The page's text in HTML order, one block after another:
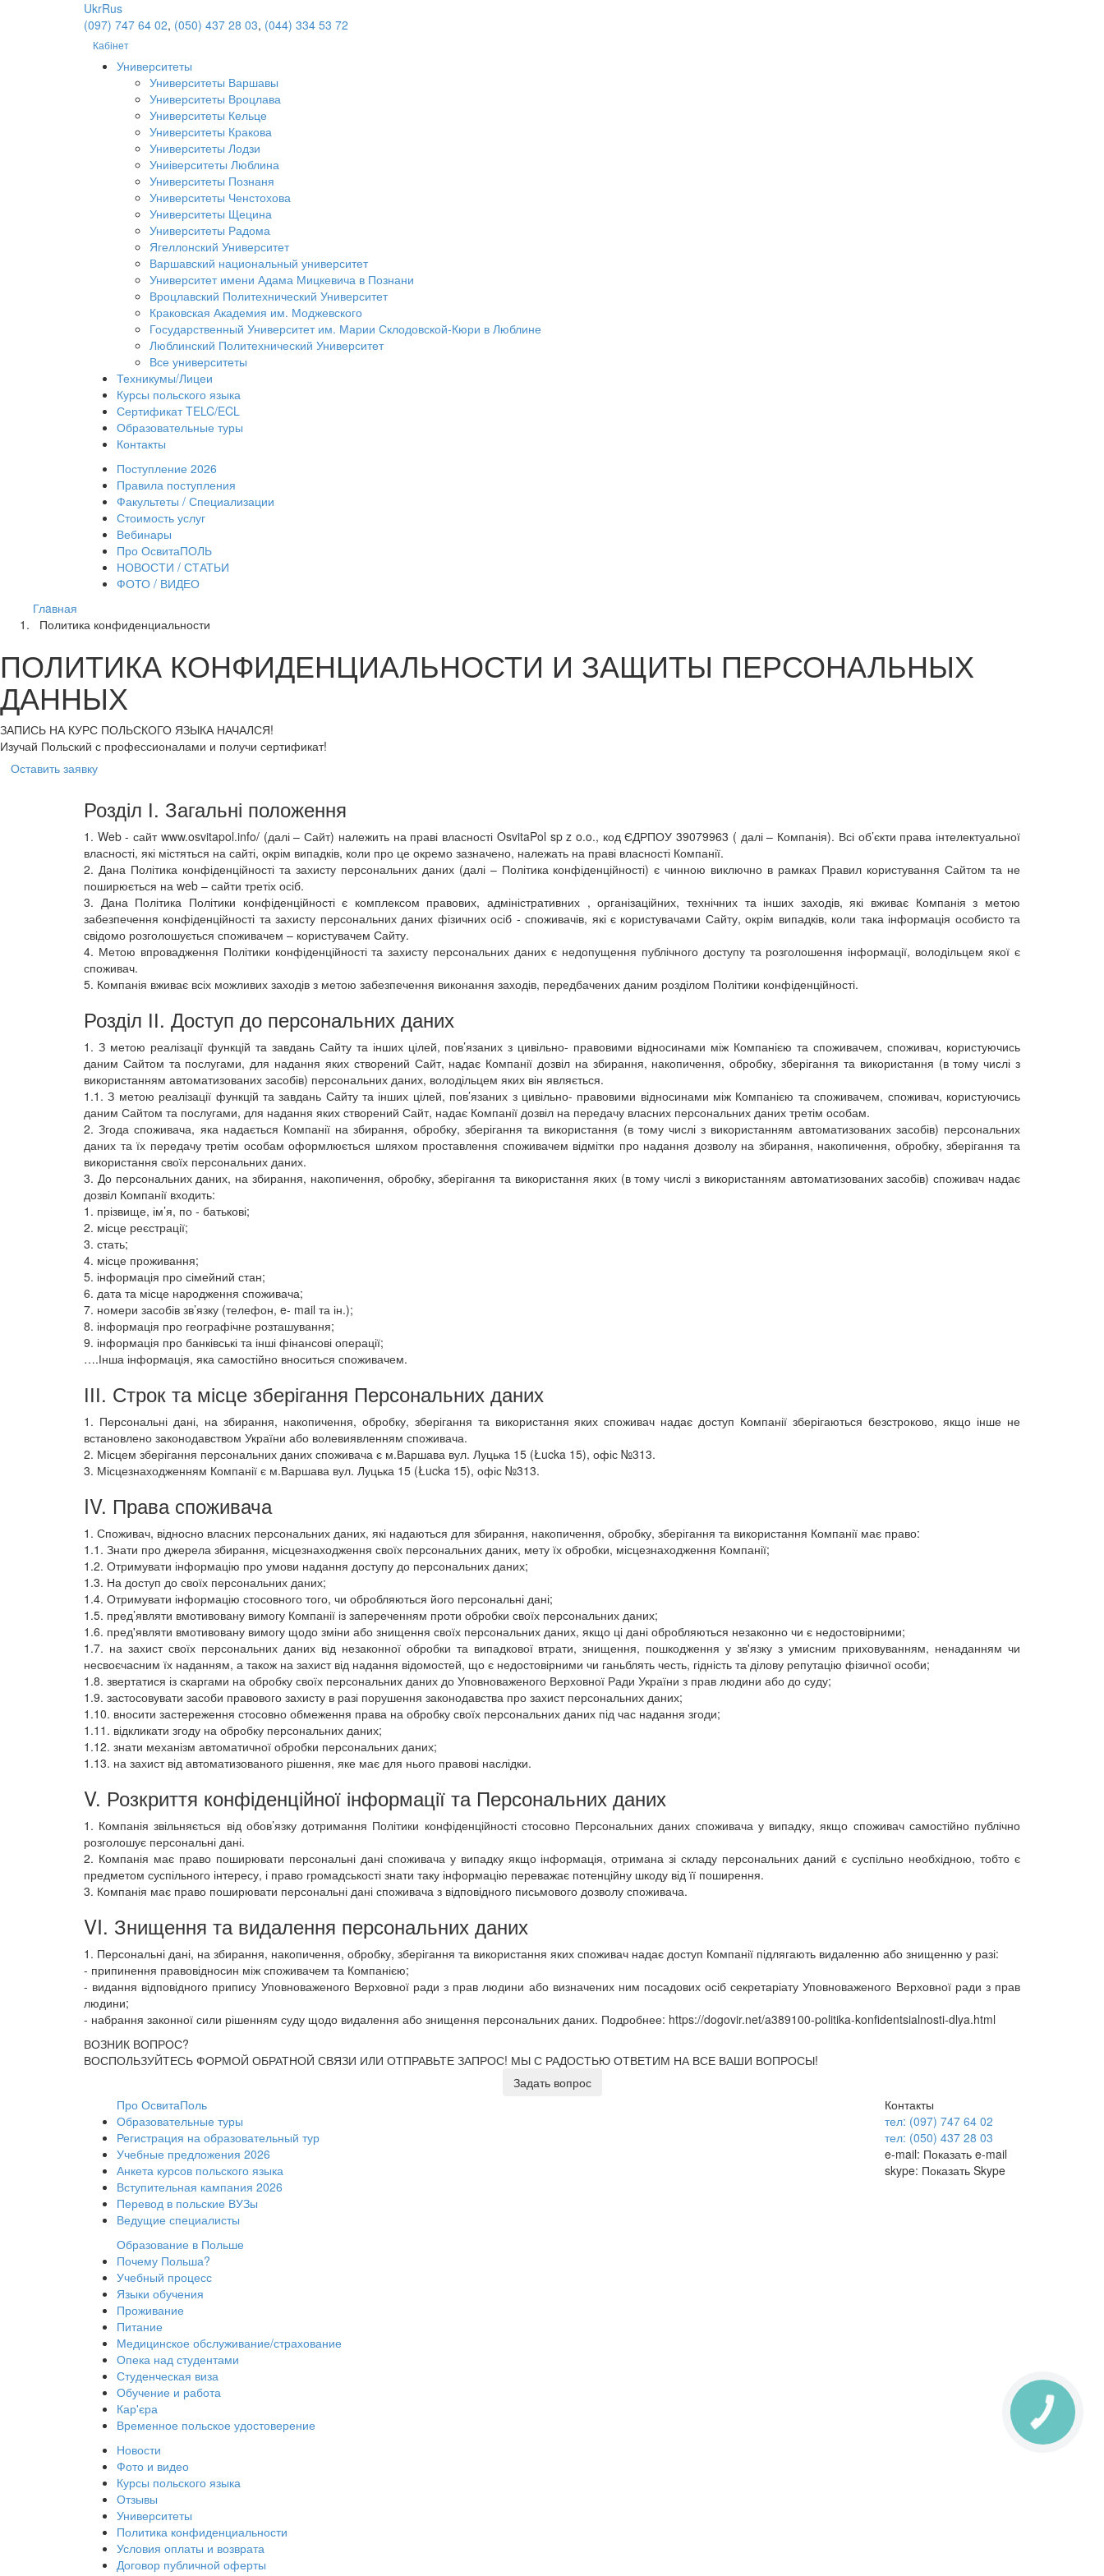
UkrRus
(097) 747 64 02, (050) 437 28 03, (044) 334 53 72
Кабінет
Университеты
Университеты Варшавы
Университеты Вроцлава
Университеты Кельце
Университеты Кракова
Университеты Лодзи
Униіверситеты Люблина
Университеты Познаня
Университеты Ченстохова
Университеты Щецина
Университеты Радома
Ягеллонский Университет
Варшавский национальный университет
Университет имени Адама Мицкевича в Познани
Вроцлавский Политехнический Университет
Краковская Академия им. Моджевского
Государственный Университет им. Марии Склодовской-Кюри в Люблине
Люблинский Политехнический Университет
Все университеты
Техникумы/Лицеи
Курсы польского языка
Сертификат TELC/ECL
Образовательные туры
Контакты
Поступление 2026
Правила поступления
Факультеты / Специализации
Стоимость услуг
Вебинары
Про ОсвитаПОЛЬ
НОВОСТИ / СТАТЬИ
ФОТО / ВИДЕО
Глaвная
Политика конфиденциальности
ПОЛИТИКА КОНФИДЕНЦИАЛЬНОСТИ И ЗАЩИТЫ ПЕРСОНАЛЬНЫХ
ДАННЫХ
ЗАПИСЬ НА КУРС ПОЛЬСКОГО ЯЗЫКА НАЧАЛСЯ!
Изучай Польский с профессионалами и получи сертификат!
Оставить заявку
Розділ І. Загальні положення
1. Web - сайт www.osvitapol.info/ (далі – Сайт) належить на праві власності OsvitaPol sp z o.o., код ЄДРПОУ 39079963 ( далі – Компанія). Всі об’єкти права інтелектуальної
власності, які містяться на сайті, окрім випадків, коли про це окремо зазначено, належать на праві власності Компанії.
2. Дана Політика конфіденційності та захисту персональних даних (далі – Політика конфіденційності) є чинною виключно в рамках Правил користування Сайтом та не
поширюється на web – сайти третіх осіб.
3. Дана Політика Політики конфіденційності є комплексом правових, адміністративних , організаційних, технічних та інших заходів, які вживає Компанія з метою
забезпечення конфіденційності та захисту персональних даних фізичних осіб - споживачів, які є користувачами Сайту, окрім випадків, коли така інформація особисто та
свідомо розголошується споживачем – користувачем Сайту.
4. Метою впровадження Політики конфіденційності та захисту персональних даних є недопущення публічного доступу та розголошення інформації, володільцем якої є
споживач.
5. Компанія вживає всіх можливих заходів з метою забезпечення виконання заходів, передбачених даним розділом Політики конфіденційності.
Розділ ІІ. Доступ до персональних даних
1. З метою реалізації функцій та завдань Сайту та інших цілей, пов’язаних з цивільно- правовими відносинами між Компанією та споживачем, споживач, користуючись
даним Сайтом та послугами, для надання яких створений Сайт, надає Компанії дозвіл на збирання, накопичення, обробку, зберігання та використання (в тому числі з
використанням автоматизованих засобів) персональних даних, володільцем яких він являється.
1.1. З метою реалізації функцій та завдань Сайту та інших цілей, пов’язаних з цивільно- правовими відносинами між Компанією та споживачем, споживач, користуючись
даним Сайтом та послугами, для надання яких створений Сайт, надає Компанії дозвіл на передачу власних персональних даних третім особам.
2. Згода споживача, яка надається Компанії на збирання, обробку, зберігання та використання (в тому числі з використанням автоматизованих засобів) персональних
даних та їх передачу третім особам оформлюється шляхом проставлення споживачем відмітки про надання дозволу на збирання, накопичення, обробку, зберігання та
використання своїх персональних даних.
3. До персональних даних, на збирання, накопичення, обробку, зберігання та використання яких (в тому числі з використанням автоматизованих засобів) споживач надає
дозвіл Компанії входить:
1. прізвище, ім’я, по - батькові;
2. місце реєстрації;
3. стать;
4. місце проживання;
5. інформація про сімейний стан;
6. дата та місце народження споживача;
7. номери засобів зв’язку (телефон, e- mail та ін.);
8. інформація про географічне розташування;
9. інформація про банківські та інші фінансові операції;
….Інша інформація, яка самостійно вноситься споживачем.
ІІІ. Строк та місце зберігання Персональних даних
1. Персональні дані, на збирання, накопичення, обробку, зберігання та використання яких споживач надає доступ Компанії зберігаються безстроково, якщо інше не
встановлено законодавством України або волевиявленням споживача.
2. Місцем зберігання персональних даних споживача є м.Варшава вул. Луцька 15 (Łucka 15), офіс №313.
3. Місцезнаходженням Компанії є м.Варшава вул. Луцька 15 (Łucka 15), офіс №313.
IV. Права споживача
1. Споживач, відносно власних персональних даних, які надаються для збирання, накопичення, обробку, зберігання та використання Компанії має право:
1.1. Знати про джерела збирання, місцезнаходження своїх персональних даних, мету їх обробки, місцезнаходження Компанії;
1.2. Отримувати інформацію про умови надання доступу до персональних даних;
1.3. На доступ до своїх персональних даних;
1.4. Отримувати інформацію стосовного того, чи обробляються його персональні дані;
1.5. пред’являти вмотивовану вимогу Компанії із запереченням проти обробки своїх персональних даних;
1.6. пред'являти вмотивовану вимогу щодо зміни або знищення своїх персональних даних, якщо ці дані обробляються незаконно чи є недостовірними;
1.7. на захист своїх персональних даних від незаконної обробки та випадкової втрати, знищення, пошкодження у зв'язку з умисним приховуванням, ненаданням чи
несвоєчасним їх наданням, а також на захист від надання відомостей, що є недостовірними чи ганьблять честь, гідність та ділову репутацію фізичної особи;
1.8. звертатися із скаргами на обробку своїх персональних даних до Уповноваженого Верховної Ради України з прав людини або до суду;
1.9. застосовувати засоби правового захисту в разі порушення законодавства про захист персональних даних;
1.10. вносити застереження стосовно обмеження права на обробку своїх персональних даних під час надання згоди;
1.11. відкликати згоду на обробку персональних даних;
1.12. знати механізм автоматичної обробки персональних даних;
1.13. на захист від автоматизованого рішення, яке має для нього правові наслідки.
V. Розкриття конфіденційної інформації та Персональних даних
1. Компанія звільняється від обов’язку дотримання Політики конфіденційності стосовно Персональних даних споживача у випадку, якщо споживач самостійно публічно
розголошує персональні дані.
2. Компанія має право поширювати персональні дані споживача у випадку якщо інформація, отримана зі складу персональних даний є суспільно необхідною, тобто є
предметом суспільного інтересу, і право громадськості знати таку інформацію переважає потенційну шкоду від її поширення.
3. Компанія має право поширювати персональні дані споживача з відповідного письмового дозволу споживача.
VI. Знищення та видалення персональних даних
1. Персональні дані, на збирання, накопичення, обробку, зберігання та використання яких споживач надає доступ Компанії підлягають видаленню або знищенню у разі:
- припинення правовідносин між споживачем та Компанією;
- видання відповідного припису Уповноваженого Верховної ради з прав людини або визначених ним посадових осіб секретаріату Уповноваженого Верховної ради з прав
людини;
- набрання законної сили рішенням суду щодо видалення або знищення персональних даних. Подробнее: https://dogovir.net/a389100-politika-konfidentsialnosti-dlya.html
ВОЗНИК ВОПРОС?
ВОСПОЛЬЗУЙТЕСЬ ФОРМОЙ ОБРАТНОЙ СВЯЗИ ИЛИ ОТПРАВЬТЕ ЗАПРОС! МЫ С РАДОСТЬЮ ОТВЕТИМ НА ВСЕ ВАШИ ВОПРОСЫ!
Задать вопрос
Про ОсвитаПоль
Образовательные туры
Регистрация на образовательный тур
Учебные предложения 2026
Анкета курсов польского языка
Вступительная кампания 2026
Перевод в польские ВУЗы
Ведущие специалисты
Образование в Польше
Почему Польша?
Учебный процесс
Языки обучения
Проживание
Питание
Медицинское обслуживание/страхование
Опека над студентами
Студенческая виза
Обучение и работа
Кар'єра
Временное польское удостоверение
Новости
Фото и видео
Курсы польского языка
Отзывы
Университеты
Политика конфиденциальности
Условия оплаты и возврата
Договор публичной оферты
Контакты
тел: (097) 747 64 02
тел: (050) 437 28 03
e-mail: Показать e-mail
skype: Показать Skype